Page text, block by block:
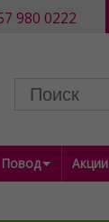
980 0222
Повод Акции